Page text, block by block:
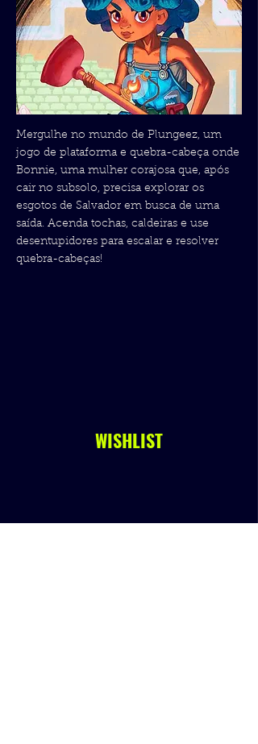
Mergulhe no mundo de Plungeez, um
jogo de plataforma e quebra-cabeça onde
Bonnie, uma mulher corajosa que, após
cair no subsolo, precisa explorar os
esgotos de Salvador em busca de uma
saída. Acenda tochas, caldeiras e use
desentupidores para escalar e resolver
quebra-cabeças!
WISHLIST